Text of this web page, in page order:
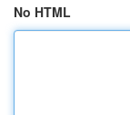
No HTML